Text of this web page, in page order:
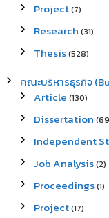
Project(7)
Research (31)
Thesis(528)
คณะบริหารธุรกิจ
Article (130)
Dissertation
Independent
Job Analysis(2)
Proceedings(1)
Project(17)